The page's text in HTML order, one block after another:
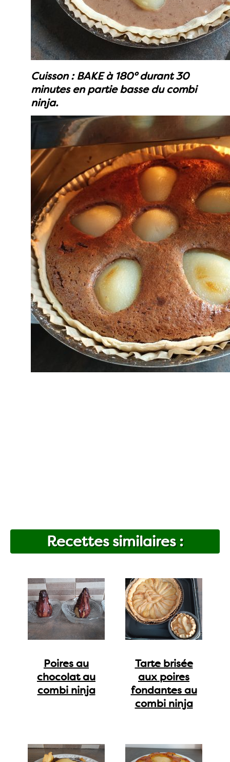
Cuisson : BAKE à 180° durant 30
minutes en partie basse du combi
ninja.
Recettes similaires :
Poires au
chocolat au
combi ninja
Tarte brisée
aux poires
fondantes au
combi ninja